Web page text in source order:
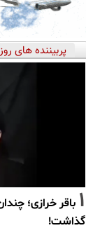
پربیننده های روز
1 باقر خرازی؛
گذاشت!